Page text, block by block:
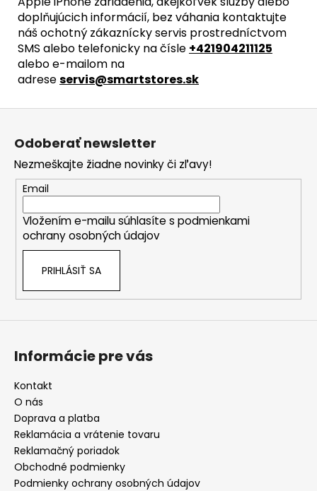
doplňujúcich informácií, bez váhania kontaktujte
náš ochotný zákaznícky servis prostredníctvom
SMS alebo telefonicky na čísle +421904211125
alebo e-mailom na
adreseservis@smartstores.sk
Z
Odoberať newsletter
Nezmeškajte žiadne novinky či zľavy!
Email
Vložením e-mailu súhlasíte s podmienkami
ochrany osobných údajov
PRIHLÁSIŤ SA
Informácie pre vás
Kontakt
O nás
Doprava a platba
Reklamácia a vrátenie tovaru
Reklamačný poriadok
Obchodné podmienky
Podmienky ochrany osobných údajov